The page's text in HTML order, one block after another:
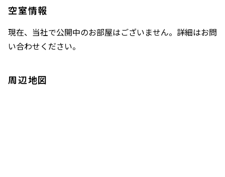
空室情報
現在、当社で公開中のお部屋はございません。詳細はお問
い合わせください。
周辺地図